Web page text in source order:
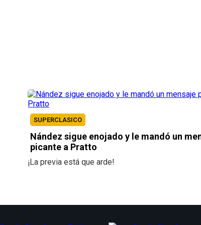
SUPERCLASICO
Nández sigue enojado y le mandó un
picante a Pratto
¡La previa está que arde!